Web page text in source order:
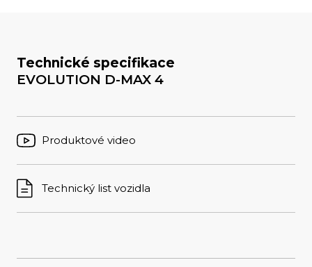
Technické specifikace
EVOLUTION D-MAX 4
Produktové video
Technický list vozidla